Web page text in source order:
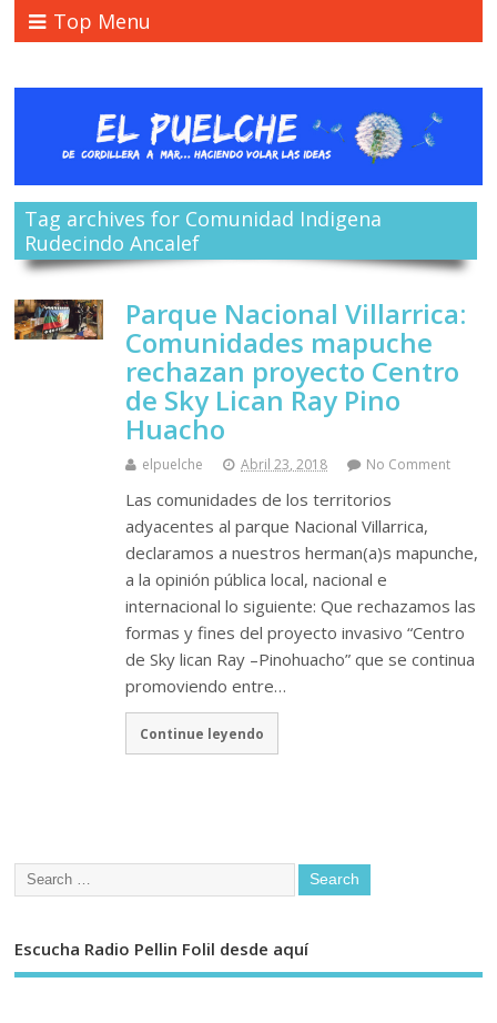
Top Menu
Tag archives for Comunidad Indigena
Rudecindo Ancalef
Parque Nacional Villarrica:
Comunidades mapuche
rechazan proyecto Centro
de Sky Lican Ray Pino
Huacho
elpuelche Abril 23, 2018 No Comment
Las comunidades de los territorios
adyacentes al parque Nacional Villarrica,
declaramos a nuestros herman(a)s mapunche,
a la opinión pública local, nacional e
internacional lo siguiente: Que rechazamos las
formas y fines del proyecto invasivo “Centro
de Sky lican Ray –Pinohuacho” que se continua
promoviendo entre…
Continue leyendo
Escucha Radio Pellin Folil desde aquí